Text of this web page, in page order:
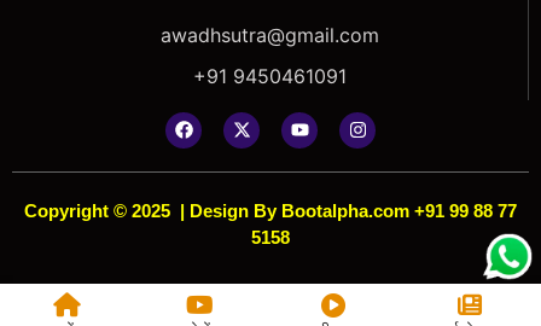
awadhsutra@gmail.com
+91 9450461091
Copyright © 2025 | Design By Bootalpha.com +91 99 88 77
5158